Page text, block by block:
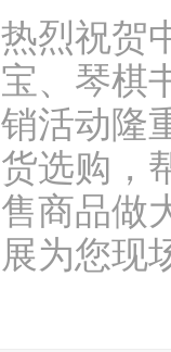
热烈祝贺
宝、琴棋
销活动隆
货选购，
售商品做
展为您现